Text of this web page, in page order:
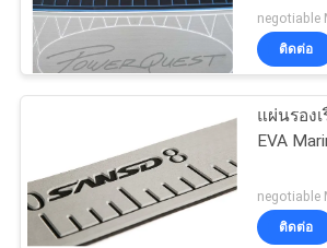
ข่าว
แผ่นกันลื่นสำหรั
negotiable
ติดต่อ
แผ่นรอง
EVA
negotiable
ติดต่อ